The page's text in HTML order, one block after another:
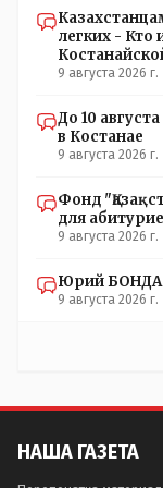
партиями.
легких - Кто
9 августа 2026 г.
До 10
в Костанае
9 августа 2026 г.
Фонд
для
9 августа 2026 г.
Юрий
9 августа 2026 г.
НАША ГАЗЕТА